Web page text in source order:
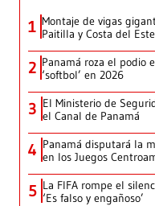
1 Montaje de vigas
Paitilla y Costa del Este
2 Panamá roza el podio
‘softbol’ en 2026
3 El Ministerio de
el Canal de Panamá
4 Panamá disputará la
en los Juegos
5 La FIFA rompe el
‘Es falso y engañoso’